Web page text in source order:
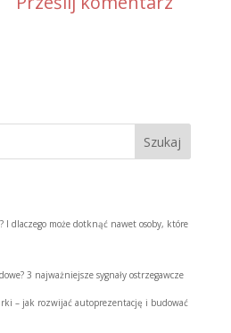
I dlaczego może dotknąć nawet osoby, które
3 najważniejsze sygnały ostrzegawcze
– jak rozwijać autoprezentację i budować